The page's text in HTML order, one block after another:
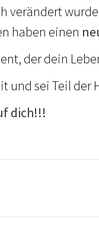
verändert
haben einen
der dein
und sei Teil der
dich!!!